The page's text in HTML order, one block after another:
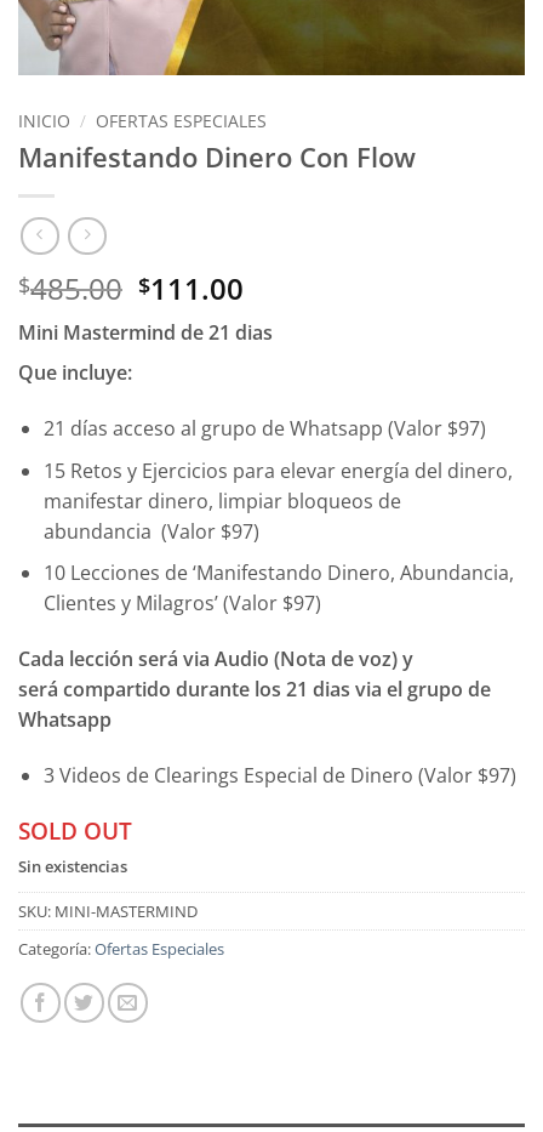
INICIO / OFERTAS ESPECIALES
Manifestando Dinero Con Flow
$485.00 El
precio
original
$111.00
precio
actual
Mini Mastermind de 21 dias
Que incluye:
21 días acceso al grupo de Whatsapp (Valor $97)
15 Retos y Ejercicios para elevar energía del dinero,
manifestar dinero, limpiar bloqueos de
abundancia (Valor $97)
10 Lecciones de ‘Manifestando Dinero, Abundancia,
Clientes y Milagros’ (Valor $97)
Cada lección será via Audio (Nota de voz) y
será compartido durante los 21 dias via el grupo de
Whatsapp
3 Videos de Clearings Especial de Dinero (Valor $97)
SOLD OUT
Sin existencias
SKU: MINI-MASTERMIND
Categoría:Ofertas Especiales